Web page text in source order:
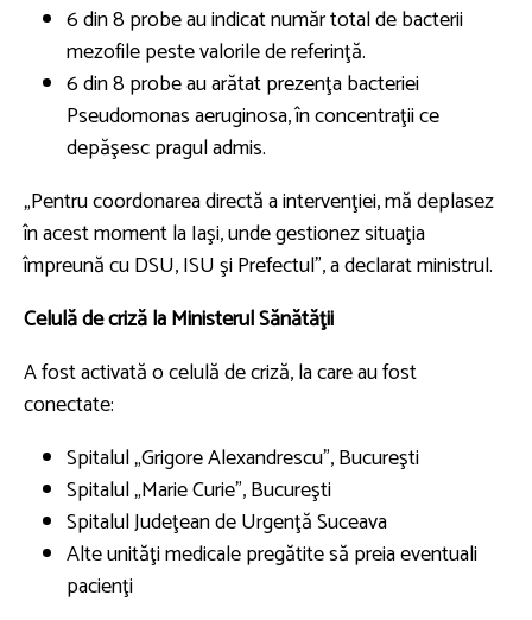
6 din 8 probe au indicat număr total de bacterii
mezofile peste valorile de referinţă.
6 din 8 probe au arătat prezenţa bacteriei
Pseudomonas aeruginosa, în concentraţii ce
depăşesc pragul admis.
„Pentru coordonarea directă a intervenţiei, mă deplasez
în acest moment la Iaşi, unde gestionez situaţia
împreună cu DSU, ISU şi Prefectul”, a declarat ministrul.
Celulă de criză la Ministerul Sănătăţii
A fost activată o celulă de criză, la care au fost
conectate:
Spitalul „Grigore Alexandrescu”, Bucureşti
Spitalul „Marie Curie”, Bucureşti
Spitalul Judeţean de Urgenţă Suceava
Alte unităţi medicale pregătite să preia eventuali
pacienţi